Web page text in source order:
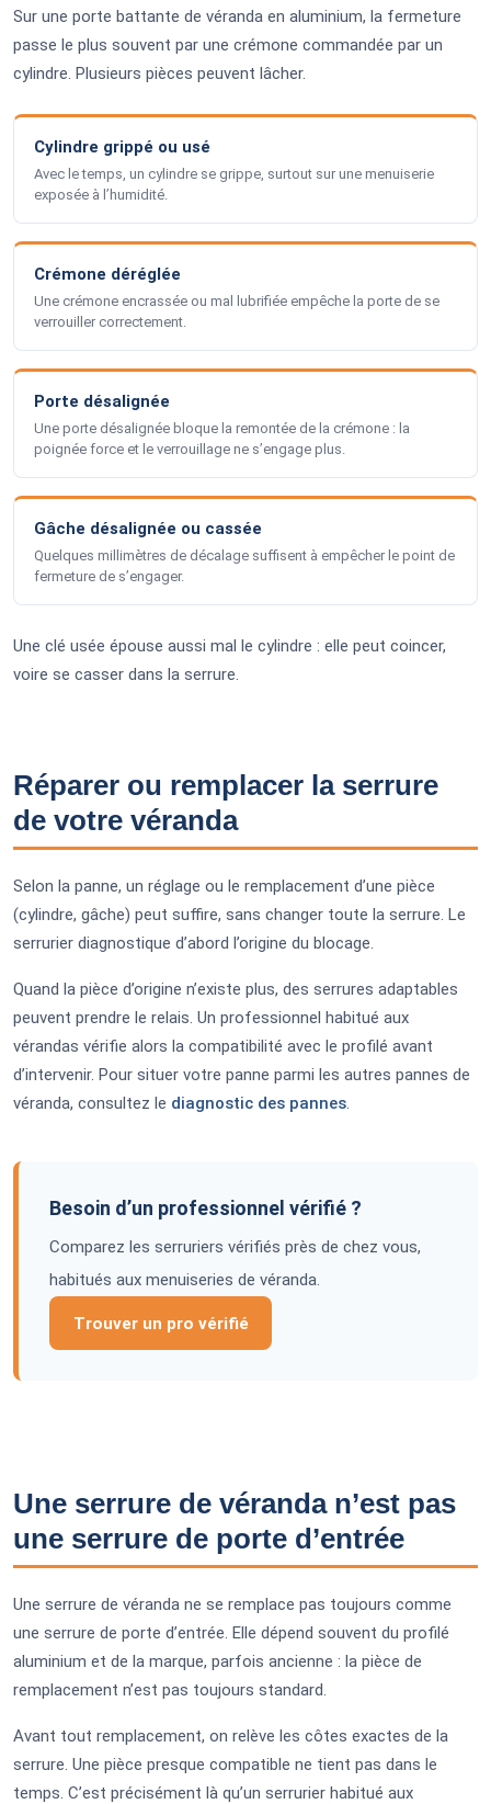
Sur une porte battante de véranda en aluminium, la fermeture
passe le plus souvent par une crémone commandée par un
cylindre. Plusieurs pièces peuvent lâcher.
Cylindre grippé ou usé
Avec le temps, un cylindre se grippe, surtout sur une menuiserie
exposée à l’humidité.
Crémone déréglée
Une crémone encrassée ou mal lubrifiée empêche la porte de se
verrouiller correctement.
Porte désalignée
Une porte désalignée bloque la remontée de la crémone : la
poignée force et le verrouillage ne s’engage plus.
Gâche désalignée ou cassée
Quelques millimètres de décalage suffisent à empêcher le point de
fermeture de s’engager.
Une clé usée épouse aussi mal le cylindre : elle peut coincer,
voire se casser dans la serrure.
Réparer ou remplacer la serrure
de votre véranda
Selon la panne, un réglage ou le remplacement d’une pièce
(cylindre, gâche) peut suffire, sans changer toute la serrure. Le
serrurier diagnostique d’abord l’origine du blocage.
Quand la pièce d’origine n’existe plus, des serrures adaptables
peuvent prendre le relais. Un professionnel habitué aux
vérandas vérifie alors la compatibilité avec le profilé avant
d’intervenir. Pour situer votre panne parmi les autres pannes de
véranda, consultez le diagnostic des pannes
Besoin d’un professionnel vérifié ?
Comparez les serruriers vérifiés près de chez vous,
habitués aux menuiseries de véranda.
Trouver un pro vérifié
Une serrure de véranda n’est pas
une serrure de porte d’entrée
Une serrure de véranda ne se remplace pas toujours comme
une serrure de porte d’entrée. Elle dépend souvent du profilé
aluminium et de la marque, parfois ancienne : la pièce de
remplacement n’est pas toujours standard.
Avant tout remplacement, on relève les côtes exactes de la
serrure. Une pièce presque compatible ne tient pas dans le
temps. C’est précisément là qu’un serrurier habitué aux